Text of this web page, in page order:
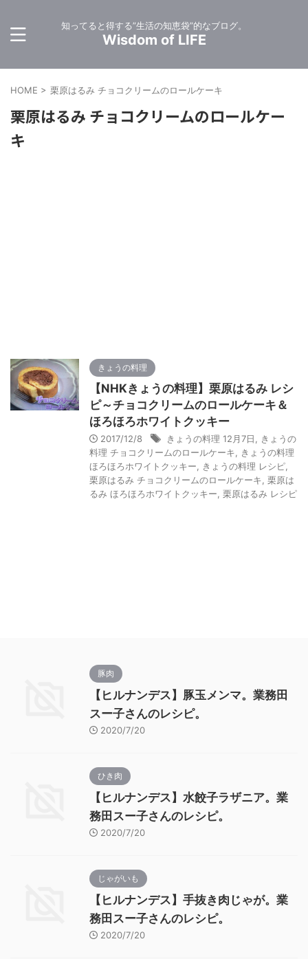
知ってると得する”生活の知恵袋”的なブログ。
Wisdom of LIFE
HOME > 栗原はるみ チョコクリームのロールケーキ
栗原はるみ チョコクリームのロールケー
キ
きょうの料理
【NHKきょうの料理】栗原はるみ レシ
ピ～チョコクリームのロールケーキ＆
ほろほろホワイトクッキー
2017/12/8 きょうの料理 12月7日
きょうの
料理 チョコクリームのロールケーキ
きょうの料理
ほろほろホワイトクッキー
きょうの料理 レシピ
栗原はるみ チョコクリームのロールケーキ 栗原は
るみ ほろほろホワイトクッキー 栗原はるみ レシピ
豚肉
【ヒルナンデス】豚玉メンマ。業務田
スー子さんのレシピ。
2020/7/20
ひき肉
【ヒルナンデス】水餃子ラザニア。業
務田スー子さんのレシピ。
2020/7/20
じゃがいも
【ヒルナンデス】手抜き肉じゃが。業
務田スー子さんのレシピ。
2020/7/20